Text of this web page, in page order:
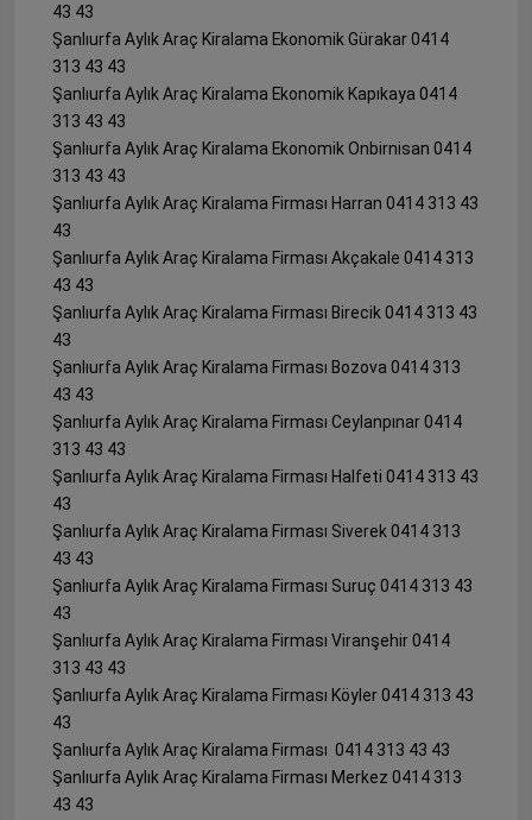
43 43
Şanlıurfa Aylık Araç Kiralama Ekonomik Gürakar 0414
313 43 43
Şanlıurfa Aylık Araç Kiralama Ekonomik Kapıkaya 0414
313 43 43
Şanlıurfa Aylık Araç Kiralama Ekonomik Onbirnisan 0414
313 43 43
Şanlıurfa Aylık Araç Kiralama Firması Harran 0414 313 43
43
Şanlıurfa Aylık Araç Kiralama Firması Akçakale 0414 313
43 43
Şanlıurfa Aylık Araç Kiralama Firması Birecik 0414 313 43
43
Şanlıurfa Aylık Araç Kiralama Firması Bozova 0414 313
43 43
Şanlıurfa Aylık Araç Kiralama Firması Ceylanpınar 0414
313 43 43
Şanlıurfa Aylık Araç Kiralama Firması Halfeti 0414 313 43
43
Şanlıurfa Aylık Araç Kiralama Firması Siverek 0414 313
43 43
Şanlıurfa Aylık Araç Kiralama Firması Suruç 0414 313 43
43
Şanlıurfa Aylık Araç Kiralama Firması Viranşehir 0414
313 43 43
Şanlıurfa Aylık Araç Kiralama Firması Köyler 0414 313 43
43
Şanlıurfa Aylık Araç Kiralama Firması 0414 313 43 43
Şanlıurfa Aylık Araç Kiralama Firması Merkez 0414 313
43 43